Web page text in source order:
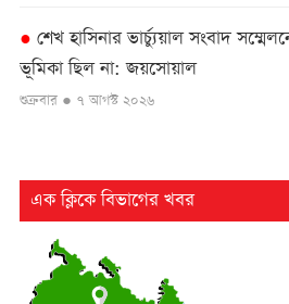
● শেখ হাসিনার ভার্চ্যুয়াল সংবাদ
ভূমিকা ছিল না: জয়সোয়াল
শুক্রবার ● ৭ আগস্ট ২০২৬
গ্রহণ
শুক্রবার ● ৭ আগস্ট ২০২৬
●দশমিনায় তেঁতুলিয়া নদীতে যুবক
এক ক্লিকে বিভাগের খবর